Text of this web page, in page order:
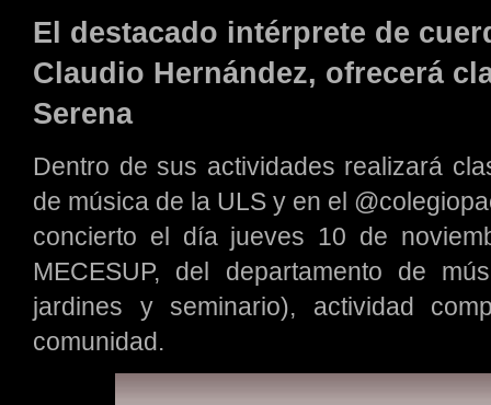
El destacado intérprete de
Claudio Hernández, ofrecerá
Serena
Dentro de sus actividades realizará
de música de la ULS y en el
concierto el día jueves 10 de
MECESUP, del departamento de
jardines y seminario), actividad
comunidad.